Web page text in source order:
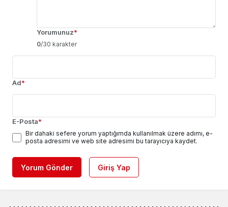
Yorumunuz*
0/30 karakter
Ad*
E-Posta*
Bir dahaki sefere yorum yaptığımda kullanılmak üzere adımı, e-
posta adresimi ve web site adresimi bu tarayıcıya kaydet.
Yorum Gönder Giriş Yap